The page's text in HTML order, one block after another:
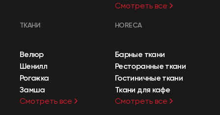
Смотреть все
ТКАНИ
Велюр
Шенилл
Рогожка
Замша
Смотреть все
HORECA
Барные ткани
Ресторанные ткани
Гостиничные ткани
Ткани для кафе
Смотреть все